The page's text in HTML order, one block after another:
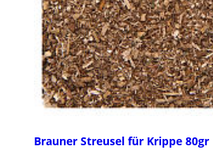
Brauner Streusel für Krippe 80gr